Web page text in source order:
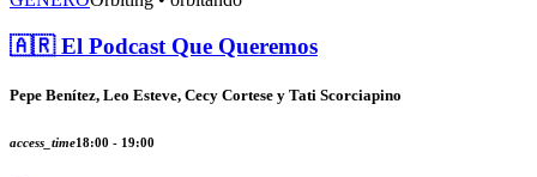
🇦🇷 El Podcast Que Queremos
Pepe Benítez, Leo Esteve, Cecy Cortese y Tati Scorciapino
access_time18:00 - 19:00